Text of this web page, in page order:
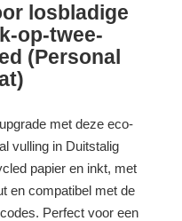
losbladige
op-twee-
(Personal
met deze eco-
vulling in Duitstalig
papier en inkt, met
en compatibel met de
Perfect voor een